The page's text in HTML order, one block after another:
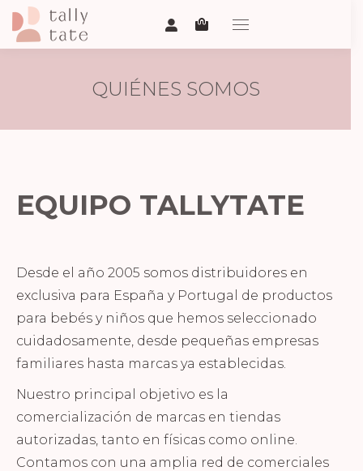
QUIÉNES SOMOS
EQUIPO TALLYTATE
Desde el año 2005 somos distribuidores en
exclusiva para España y Portugal de productos
para bebés y niños que hemos seleccionado
cuidadosamente, desde pequeñas empresas
familiares hasta marcas ya establecidas.
Nuestro principal objetivo es la
comercialización de marcas en tiendas
autorizadas, tanto en físicas como online.
Contamos con una amplia red de comerciales